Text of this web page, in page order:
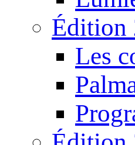
Édition
Les